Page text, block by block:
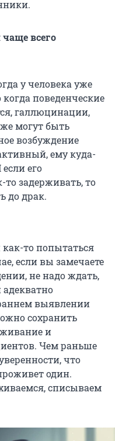
чаще всего
у человека уже
поведенческие
галлюцинации,
могут быть
возбуждение
ему куда-
его
задерживать, то
до драк.
то попытаться
если вы замечаете
не надо ждать,
выявлении
сохранить
и
Чем раньше
что
один.
списываем